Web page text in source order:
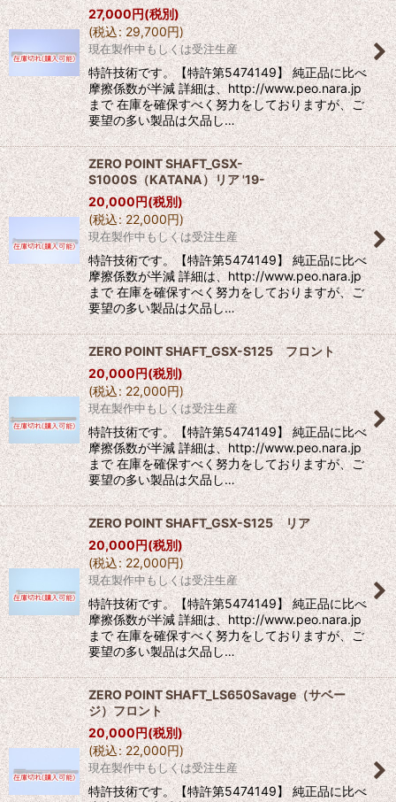
27,000円(税別)
(税込: 29,700円)
現在製作中もしくは受注生産
特許技術です。【特許第5474149】 純正品に比べ
摩擦係数が半減 詳細は、http://www.peo.nara.jp
まで 在庫を確保すべく努力をしておりますが、ご
要望の多い製品は欠品し…
ZERO POINT SHAFT_GSX-
S1000S（KATANA）リア '19-
20,000円(税別)
(税込: 22,000円)
現在製作中もしくは受注生産
特許技術です。【特許第5474149】 純正品に比べ
摩擦係数が半減 詳細は、http://www.peo.nara.jp
まで 在庫を確保すべく努力をしておりますが、ご
要望の多い製品は欠品し…
ZERO POINT SHAFT_GSX-S125 フロント
20,000円(税別)
(税込: 22,000円)
現在製作中もしくは受注生産
特許技術です。【特許第5474149】 純正品に比べ
摩擦係数が半減 詳細は、http://www.peo.nara.jp
まで 在庫を確保すべく努力をしておりますが、ご
要望の多い製品は欠品し…
ZERO POINT SHAFT_GSX-S125 リア
20,000円(税別)
(税込: 22,000円)
現在製作中もしくは受注生産
特許技術です。【特許第5474149】 純正品に比べ
摩擦係数が半減 詳細は、http://www.peo.nara.jp
まで 在庫を確保すべく努力をしておりますが、ご
要望の多い製品は欠品し…
ZERO POINT SHAFT_LS650Savage（サベー
ジ）フロント
20,000円(税別)
(税込: 22,000円)
現在製作中もしくは受注生産
特許技術です。【特許第5474149】 純正品に比べ